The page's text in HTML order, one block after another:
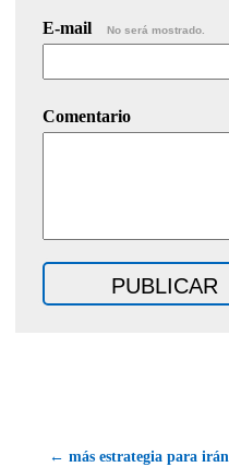
E-mail No será mostrado.
Comentario
← más estrategia para irán